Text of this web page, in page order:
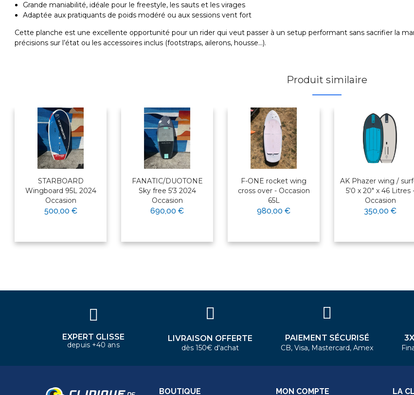
Grande maniabilité, idéale pour le freestyle, les sauts et les virages
Adaptée aux pratiquants de poids modéré ou aux sessions vent fort
Cette planche est une excellente opportunité pour un rider qui veut passer à un setup performant sans sacrifier la
précisions sur l’état ou les accessoires inclus (footstraps, ailerons, housse…).
Produit similaire
STARBOARD
Wingboard 95L 2024
Occasion
500,00 €
FANATIC/DUOTONE
Sky free 5'3 2024
Occasion
690,00 €
F-ONE rocket wing
cross over - Occasion
65L
980,00 €
AK Phazer wing /
5'0 x 20" x 46 Litres
Occasion
350,00 €
×
EXPERT GLISSE
depuis +40 ans
LIVRAISON OFFERTE
dès 150€ d'achat
PAIEMENT SÉCURISÉ
CB, Visa, Mastercard, Amex
BOUTIQUE MON COMPTE LA